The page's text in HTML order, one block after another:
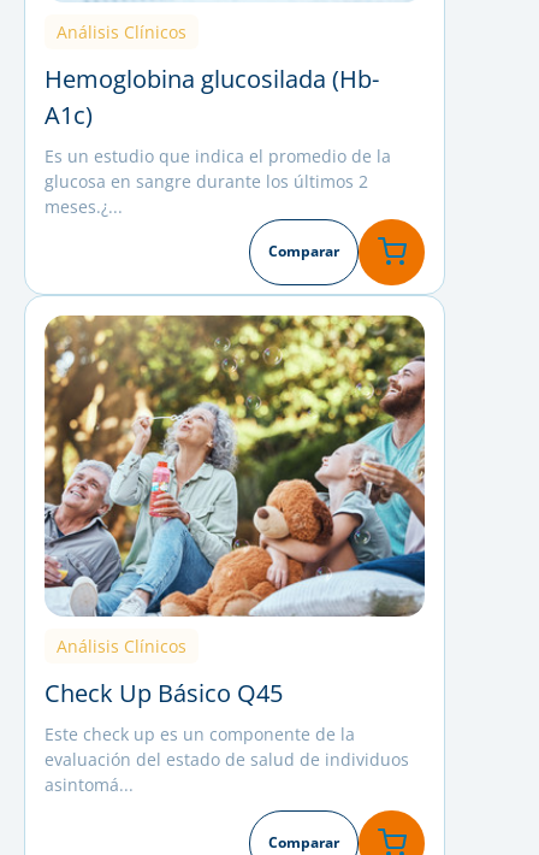
Análisis Clínicos
Hemoglobina glucosilada (Hb-
A1c)
Es un estudio que indica el promedio de la
glucosa en sangre durante los últimos 2
meses.¿...
Comparar
Análisis Clínicos
Check Up Básico Q45
Este check up es un componente de la
evaluación del estado de salud de individuos
asintomá...
Comparar